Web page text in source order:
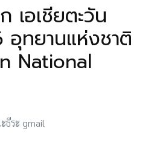
เอเชียตะวัน
ทยานแห่งชาติ
National
ธีระ gmail